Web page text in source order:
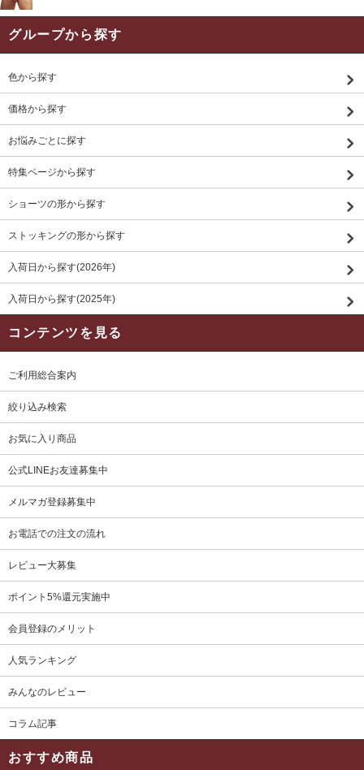
グループから探す
色から探す
価格から探す
お悩みごとに探す
特集ページから探す
ショーツの形から探す
ストッキングの形から探す
入荷日から探す(2026年)
入荷日から探す(2025年)
コンテンツを見る
ご利用総合案内
絞り込み検索
お気に入り商品
公式LINEお友達募集中
メルマガ登録募集中
お電話での注文の流れ
レビュー大募集
ポイント5%還元実施中
会員登録のメリット
人気ランキング
みんなのレビュー
コラム記事
おすすめ商品